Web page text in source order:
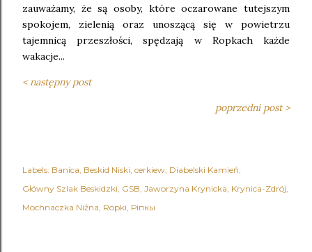
zauważamy, że są osoby, które oczarowane tutejszym
spokojem, zielenią oraz unoszącą się w powietrzu
tajemnicą przeszłości, spędzają w Ropkach każde
wakacje...
< następny post
poprzedni post >
Labels: Banica Beskid Niski cerkiew Diabelski Kamień
Główny Szlak Beskidzki GSB Jaworzyna Krynicka Krynica-Zdrój
Mochnaczka Niżna Ropki Рiпкы